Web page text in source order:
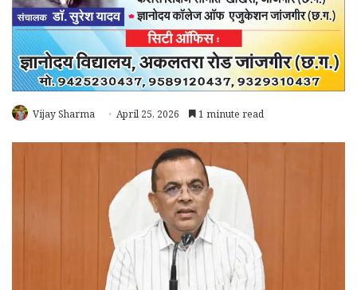
Vijay Sharma April 25, 2026 1 minute read